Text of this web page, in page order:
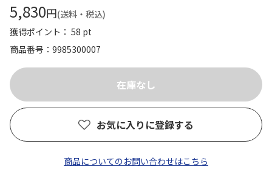
5,830円(送料・税込)
獲得ポイント： 58 pt
商品番号
9985300007
お気に入りに登録する
商品についてのお問い合わせはこちら